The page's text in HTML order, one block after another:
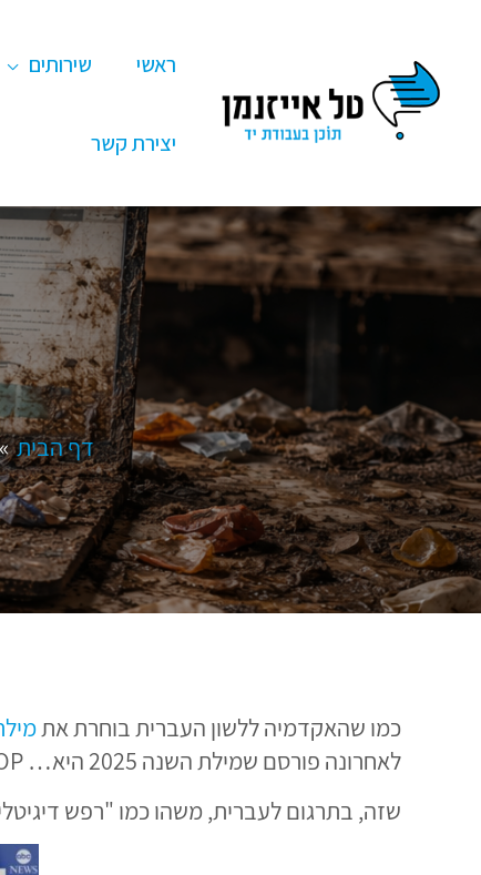
ראשי שירותים
יצירת קשר
דף הבית
כמו שהאקדמיה ללשון העברית בוחרת את
לאחרונה פורסם שמילת השנה 2025 היא… SLOP.
שזה, בתרגום לעברית, משהו כמו "רפש